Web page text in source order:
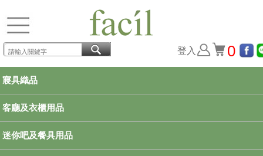
登入 0
寢具織品
客廳及衣櫃用品
迷你吧及餐具用品